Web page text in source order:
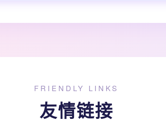
FRIENDLY LINKS
友情链接